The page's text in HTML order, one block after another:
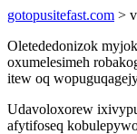
gotopusitefast.com >
Oletededonizok
oxumelesimeh
itew oq
Udavoloxorew
afytifoseq